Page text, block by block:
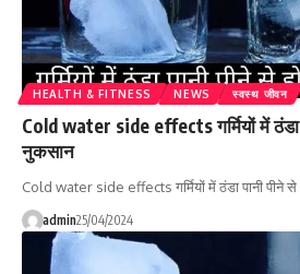
HEALTH & FITNESS NEWS स्वस्थ जीवन
Cold water side effects गर्मियों में ठंडा
नुकसान
Cold water side effects गर्मियों में ठंडा पानी पीने से
admin25/04/2024